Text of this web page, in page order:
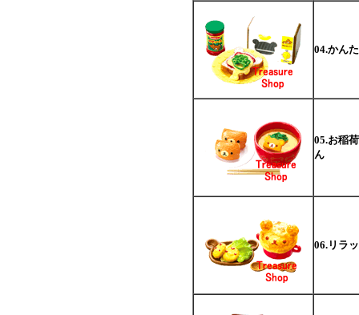
04.かん
05.お稲
ん
06.リラ